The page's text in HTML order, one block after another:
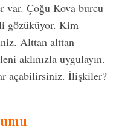
var. Çoğu Kova burcu
gözüküyor. Kim
Alttan alttan
aklınızla uygulayın.
açabilirsiniz. İlişkiler?